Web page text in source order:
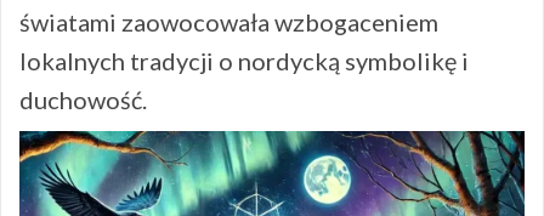
światami zaowocowała wzbogaceniem
lokalnych tradycji o nordycką symbolikę i
duchowość.